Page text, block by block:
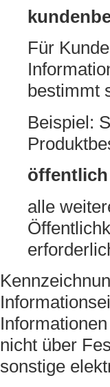
Für
bestimmt
Beispiel:
alle
nicht über
sonstige